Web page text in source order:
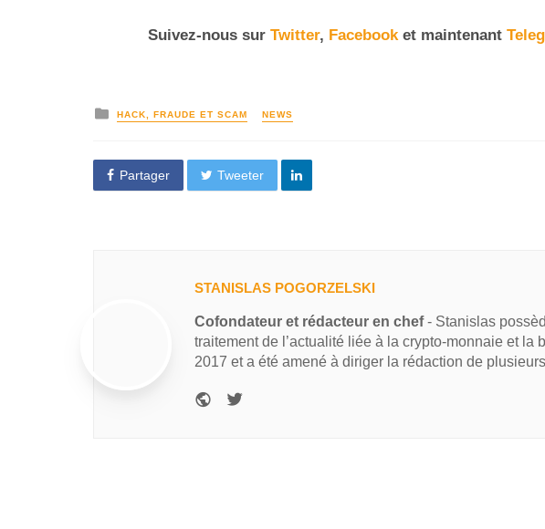
Suivez-nous sur Twitter, Facebook et maintenant
HACK, FRAUDE ET SCAM NEWS
Partager Tweeter
STANISLAS POGORZELSKI
Cofondateur et rédacteur en chef- Stanislas
traitement de l’actualité liée à la crypto-monnaie et la
2017 et a été amené à diriger la rédaction de